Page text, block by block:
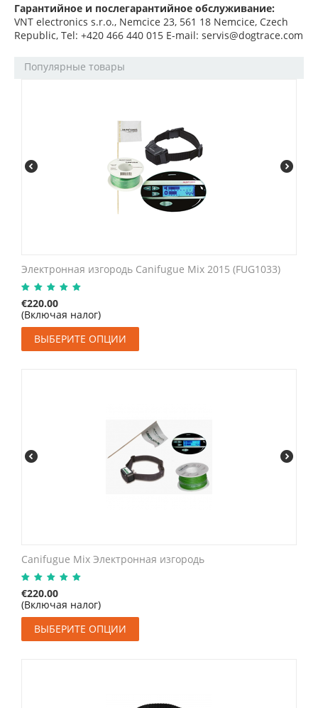
Гарантийное и послегарантийное обслуживание:
VNT electronics s.r.o., Nemcice 23, 561 18 Nemcice, Czech
Republic, Tel: +420 466 440 015 E-mail: servis@dogtrace.com
Популярные товары
Электронная изгородь Canifugue Mix 2015 (FUG1033)
€220.00
(Включая налог)
ВЫБЕРИТЕ ОПЦИИ
Canifugue Mix Электронная изгородь
€220.00
(Включая налог)
ВЫБЕРИТЕ ОПЦИИ